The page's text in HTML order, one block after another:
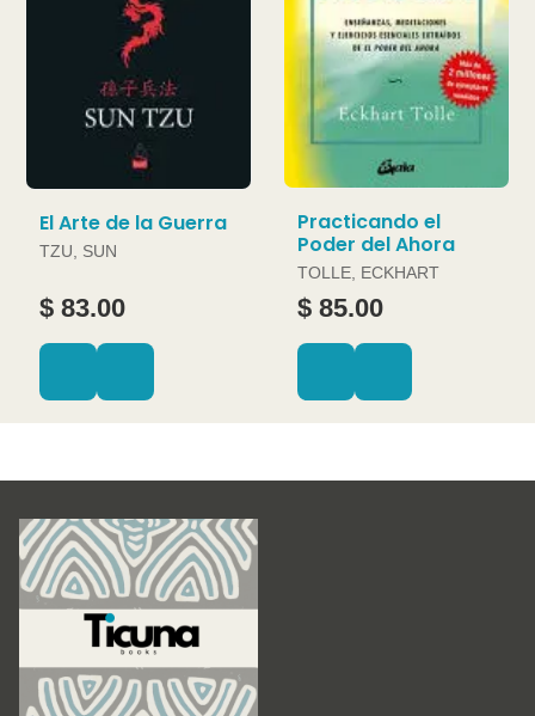
El Arte de la Guerra
TZU, SUN
$ 83.00
Practicando el
Poder del Ahora
TOLLE, ECKHART
$ 85.00